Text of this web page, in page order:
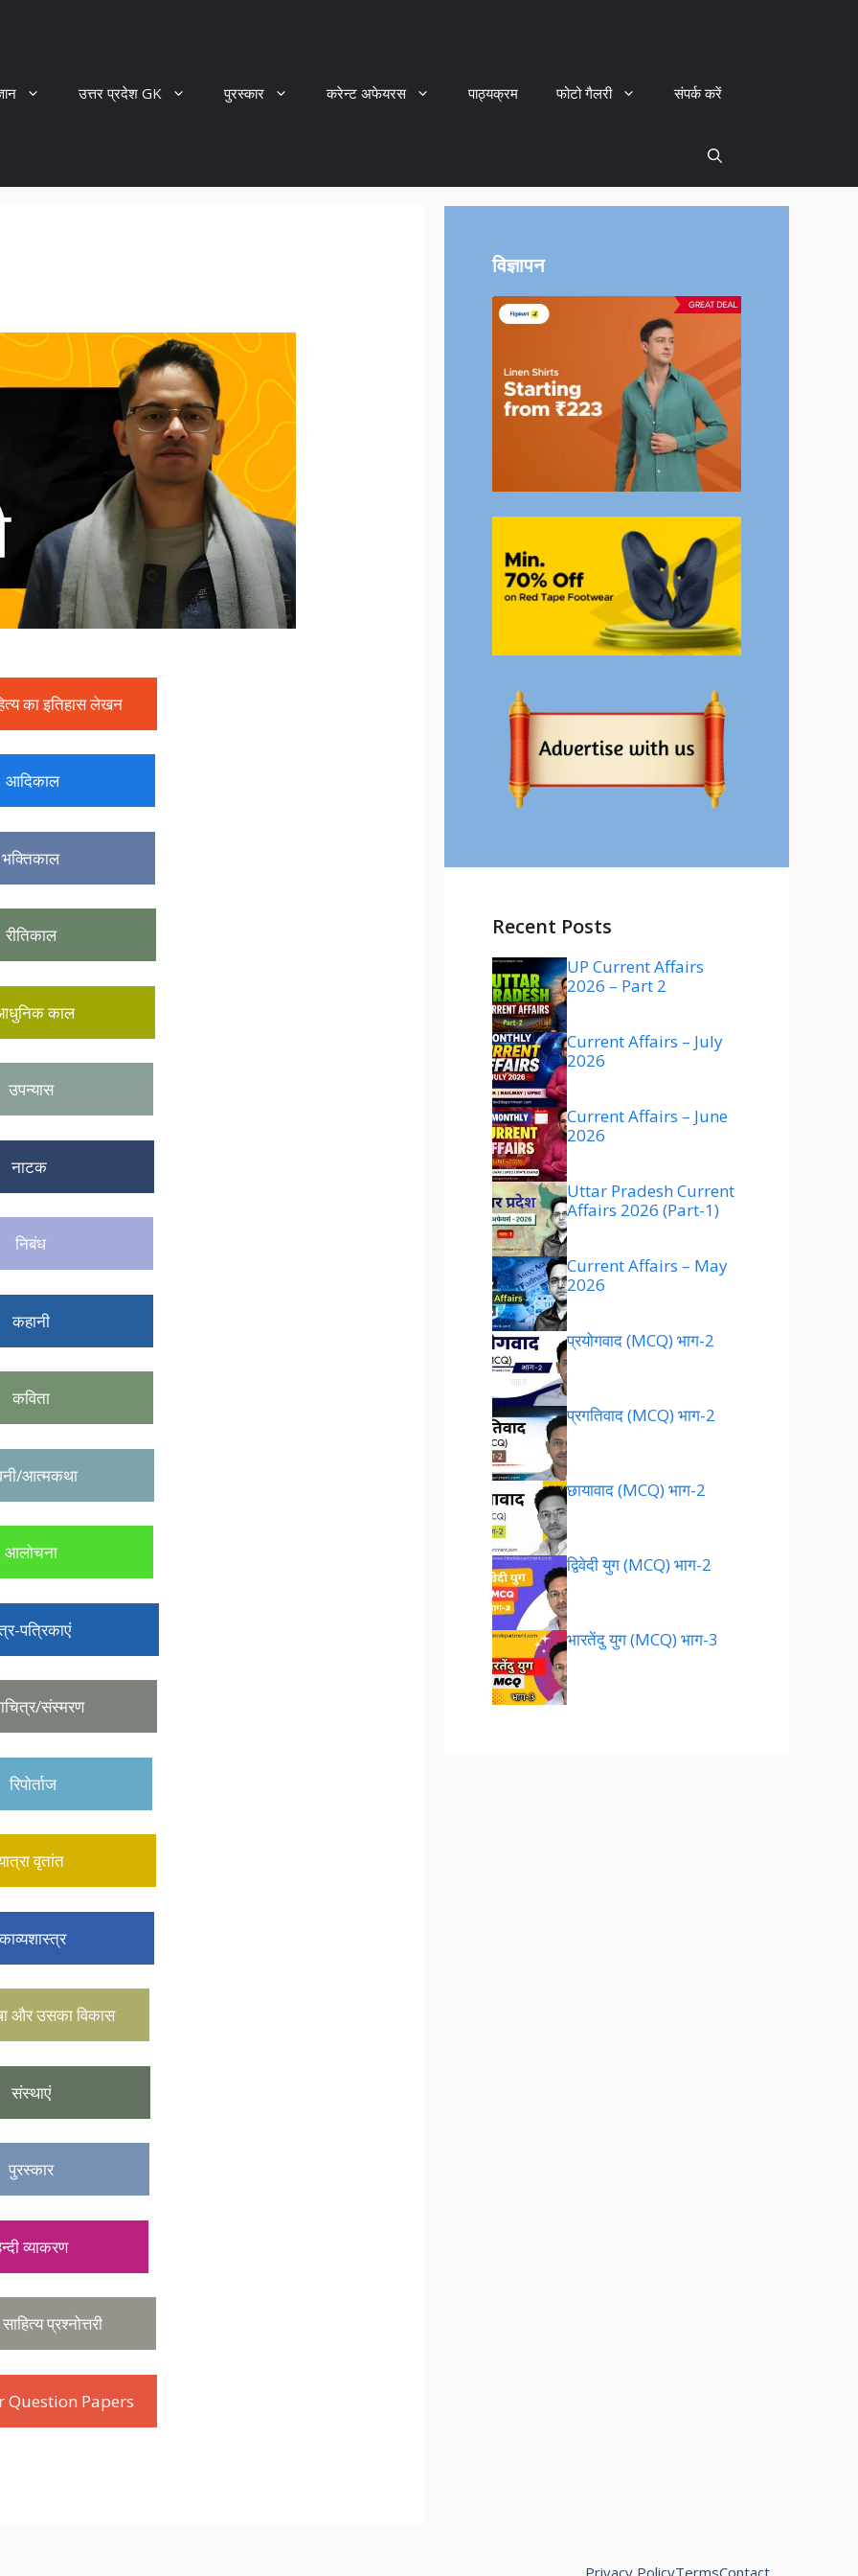
उत्तर प्रदेश GK पुरस्कार करेन्ट अफेयरस पाठ्यक्रम फोटो गैलरी संपर्क करें
का इतिहास लेखन
काल
आत्मकथा
संस्मरण
वृतांत
और उसका विकास
व्याकरण
प्रश्नोत्तरी
Question Papers
विज्ञापन
Recent Posts
UP Current Affairs
2026 – Part 2
Current Affairs – July
2026
Current Affairs – June
2026
Uttar Pradesh Current
Affairs 2026 (Part-1)
Current Affairs – May
2026
प्रयोगवाद (MCQ) भाग-2
प्रगतिवाद (MCQ) भाग-2
छायावाद (MCQ) भाग-2
द्विवेदी युग (MCQ) भाग-2
भारतेंदु युग (MCQ) भाग-3
Privacy PolicyTermsContact